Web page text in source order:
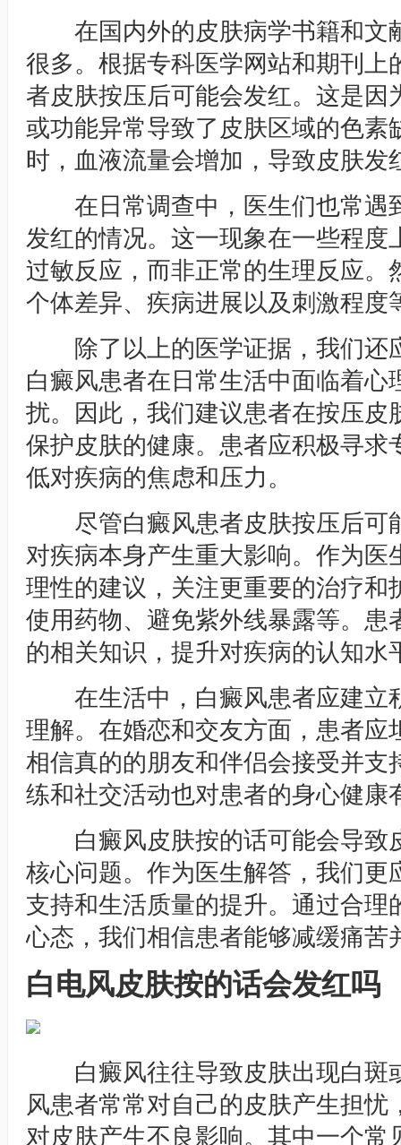
在国内外的皮肤病学书籍和文
很多。根据专科医学网站和期刊上
者皮肤按压后可能会发红。这是因
或功能异常导致了皮肤区域的色素
时，血液流量会增加，导致皮肤发
在日常调查中，医生们也常遇
发红的情况。这一现象在一些程
过敏反应，而非正常的生理反应。
个体差异、疾病进展以及刺激程度
除了以上的医学证据，我们还
白癜风患者在日常生活中面临着心
扰。因此，我们建议患者在按压皮
保护皮肤的健康。患者应积极寻求
低对疾病的焦虑和压力。
尽管白癜风患者皮肤按压后可
对疾病本身产生重大影响。作为
理性的建议，关注更重要的治疗和
使用药物、避免紫外线暴露等。患
的相关知识，提升对疾病的认知水
在生活中，白癜风患者应建立
理解。在婚恋和交友方面，患者应
相信真的的朋友和伴侣会接受并支
练和社交活动也对患者的身心健康
白癜风皮肤按的话可能会导致
核心问题。作为医生解答，我们更
支持和生活质量的提升。通过合
心态，我们相信患者能够减缓痛苦
白电风皮肤按的话会发红吗
白癜风往往导致皮肤出现白斑
风患者常常对自己的皮肤产生担
对皮肤产生不良影响。其中一个